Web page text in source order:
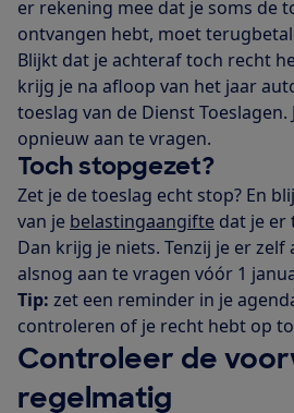
er rekening mee dat je soms de
ontvangen hebt, moet
Blijkt dat je achteraf toch recht
krijg je na afloop van het jaar
toeslag van de Dienst
opnieuw aan te vragen.
Toch stopgezet?
Zet je de toeslag echt stop? En
van je belastingaangifte dat je er
Dan krijg je niets. Tenzij je er
alsnog aan te vragen vóór 1
Tip: zet een reminder in je
controleren of je recht hebt op
Controleer de
regelmatig